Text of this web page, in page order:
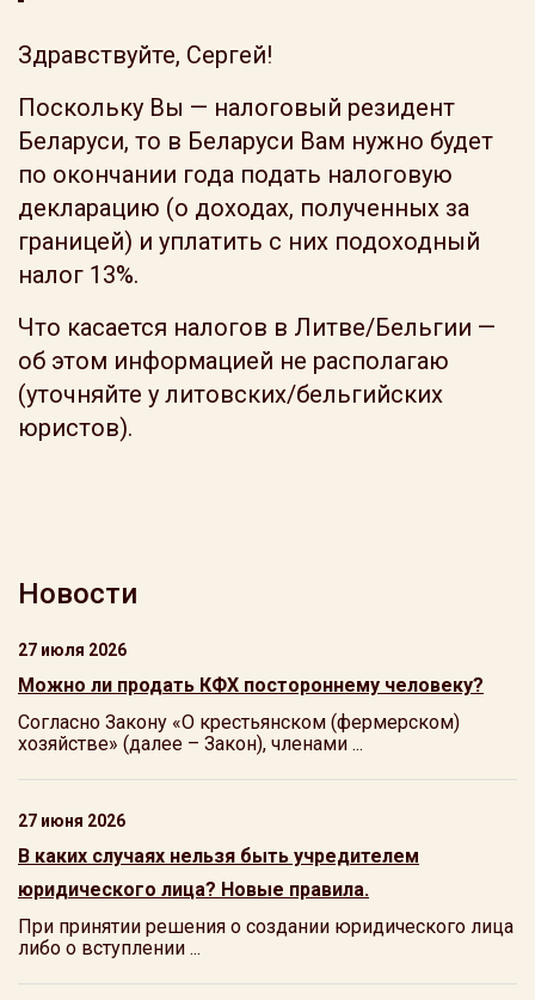
Здравствуйте, Сергей!
Поскольку Вы — налоговый резидент
Беларуси, то в Беларуси Вам нужно будет
по окончании года подать налоговую
декларацию (о доходах, полученных за
границей) и уплатить с них подоходный
налог 13%.
Что касается налогов в Литве/Бельгии —
об этом информацией не располагаю
(уточняйте у литовских/бельгийских
юристов).
Новости
27 июля 2026
Можно ли продать КФХ постороннему человеку?
Согласно Закону «О крестьянском (фермерском)
хозяйстве» (далее – Закон), членами ...
27 июня 2026
В каких случаях нельзя быть учредителем
юридического лица? Новые правила.
При принятии решения о создании юридического лица
либо о вступлении ...